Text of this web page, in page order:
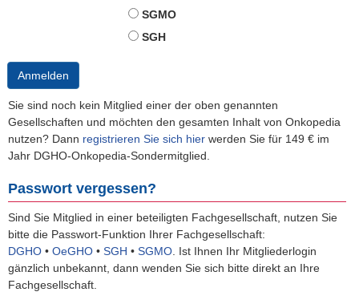
SGMO
SGH
Anmelden
Sie sind noch kein Mitglied einer der oben genannten
Gesellschaften und möchten den gesamten Inhalt von Onkopedia
nutzen? Dann registrieren Sie sich hier werden Sie für 149 € im
Jahr DGHO-Onkopedia-Sondermitglied.
Passwort vergessen?
Sind Sie Mitglied in einer beteiligten Fachgesellschaft, nutzen Sie
bitte die Passwort-Funktion Ihrer Fachgesellschaft:
DGHO • OeGHO • SGH • SGMO Ist Ihnen Ihr Mitgliederlogin
gänzlich unbekannt, dann wenden Sie sich bitte direkt an Ihre
Fachgesellschaft.